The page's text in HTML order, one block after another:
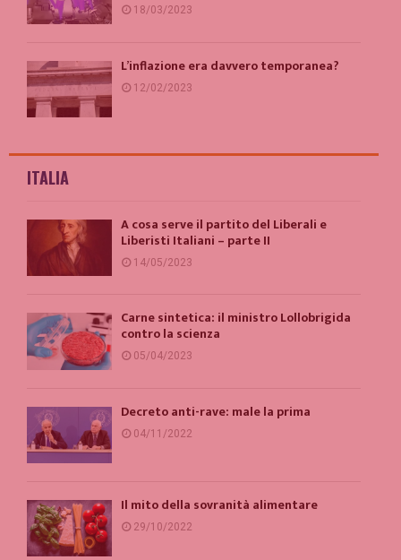
18/03/2023
L’inflazione era davvero temporanea?
12/02/2023
ITALIA
A cosa serve il partito del Liberali e
Liberisti Italiani – parte II
14/05/2023
Carne sintetica: il ministro Lollobrigida
contro la scienza
05/04/2023
Decreto anti-rave: male la prima
04/11/2022
Il mito della sovranità alimentare
29/10/2022